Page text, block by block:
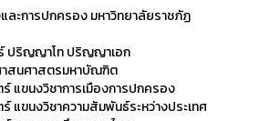
ละการปกครอง มหาวิทยาลัยราชภัฏ
ปริญญาโท ปริญญาเอก
สนศาสตรมหาบัณฑิต
แขนงวิชาการเมืองการปกครอง
แขนงวิชาความสัมพันธ์ระหว่างประเทศ